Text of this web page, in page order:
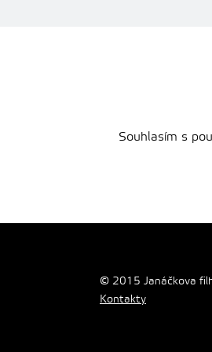
Souhlasím s
© 2015 Janáčkova
Kontakty